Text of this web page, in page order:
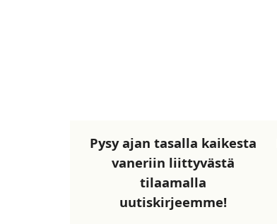
Pysy ajan tasalla kaikesta
vaneriin liittyvästä
tilaamalla
uutiskirjeemme!